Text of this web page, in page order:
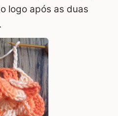
logo após as duas